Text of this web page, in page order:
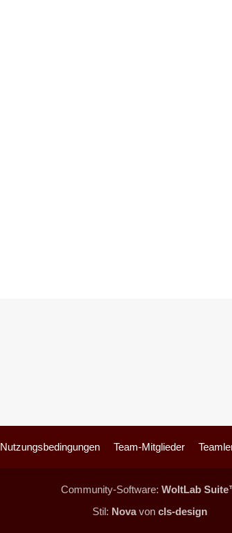
Nutzungsbedingungen Team-Mitglieder
Community-Software: WoltLab
Stil: Novavon cls-design